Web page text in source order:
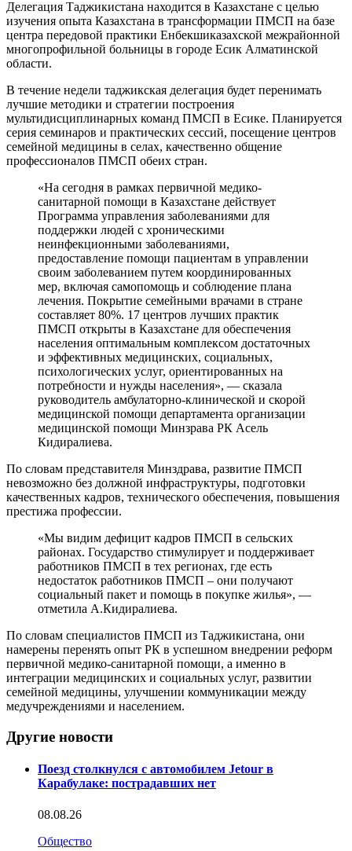
Делегация Таджикистана находится в Казахстане с целью
изучения опыта Казахстана в трансформации ПМСП на базе
центра передовой практики Енбекшиказахской межрайонной
многопрофильной больницы в городе Есик Алматинской
области.
В течение недели таджикская делегация будет перенимать
лучшие методики и стратегии построения
мультидисциплинарных команд ПМСП в Есике. Планируется
серия семинаров и практических сессий, посещение центров
семейной медицины в селах, качественно общение
профессионалов ПМСП обеих стран.
«На сегодня в рамках первичной медико-
санитарной помощи в Казахстане действует
Программа управления заболеваниями для
поддержки людей с хроническими
неинфекционными заболеваниями,
предоставление помощи пациентам в управлении
своим заболеванием путем координированных
мер, включая самопомощь и соблюдение плана
лечения. Покрытие семейными врачами в стране
составляет 80%. 17 центров лучших практик
ПМСП открыты в Казахстане для обеспечения
населения оптимальным комплексом достаточных
и эффективных медицинских, социальных,
психологических услуг, ориентированных на
потребности и нужды населения», — сказала
руководитель амбулаторно-клинической и скорой
медицинской помощи департамента организации
медицинской помощи Минзрава РК Асель
Кидиралиева.
По словам представителя Минздрава, развитие ПМСП
невозможно без должной инфраструктуры, подготовки
качественных кадров, технического обеспечения, повышения
престижа профессии.
«Мы видим дефицит кадров ПМСП в сельских
районах. Государство стимулирует и поддерживает
работников ПМСП в тех регионах, где есть
недостаток работников ПМСП – они получают
социальный пакет и помощь в покупке жилья», —
отметила А.Кидиралиева.
По словам специалистов ПМСП из Таджикистана, они
намерены перенять опыт РК в успешном внедрении реформ
первичной медико-санитарной помощи, а именно в
интеграции медицинских и социальных услуг, развитии
семейной медицины, улучшении коммуникации между
медучреждениями и населением.
Другие новости
Поезд столкнулся с автомобилем Jetour в
Карабулаке: пострадавших нет
08.08.26
Общество